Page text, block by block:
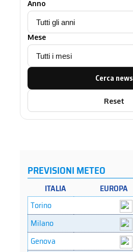
Anno
Mese
Cerca news
Reset